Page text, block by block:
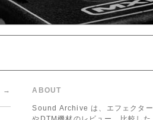
→ ABOUT
Sound Archive は、エフェクター